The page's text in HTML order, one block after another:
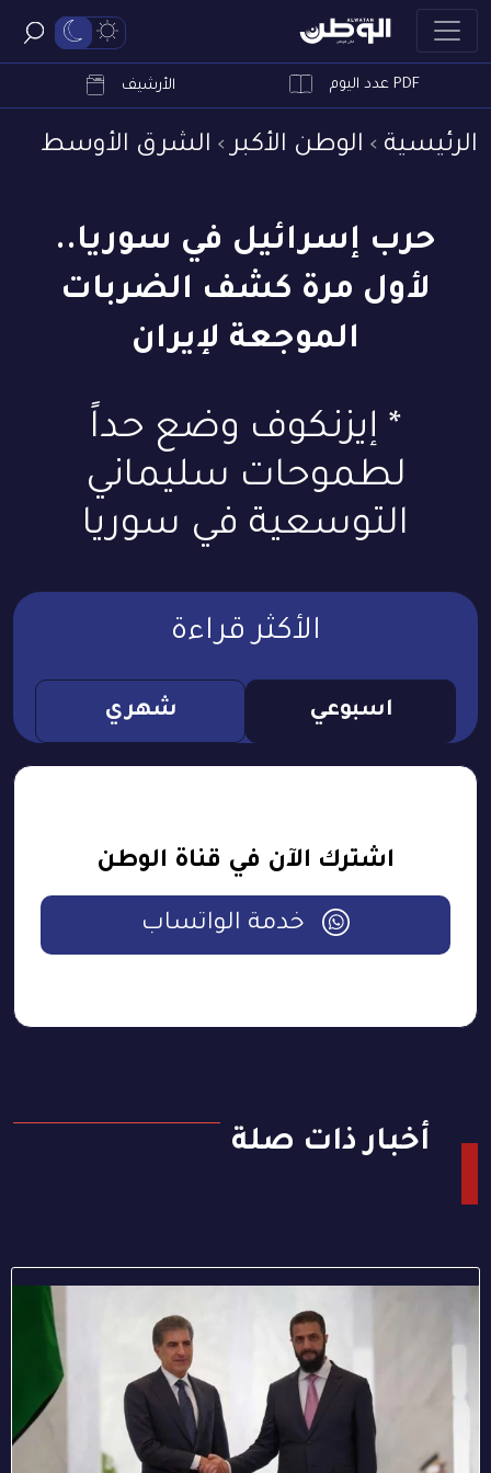
PDF عدد اليوم الأرشيف
الرئيسية الوطن الأكبر الشرق الأوسط
حرب إسرائيل في سوريا..
لأول مرة كشف الضربات
الموجعة لإيران
* إيزنكوف وضع حداً
لطموحات سليماني
التوسعية في سوريا
الأكثر قراءة
اسبوعي شهري
اشترك الآن في قناة الوطن
خدمة الواتساب
أخبار ذات صلة